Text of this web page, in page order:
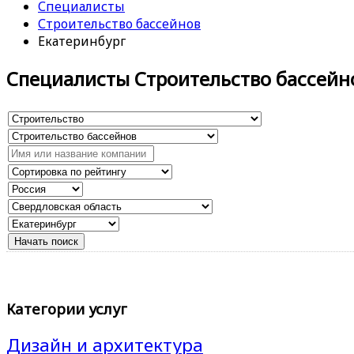
Специалисты
Строительство бассейнов
Екатеринбург
Специалисты Строительство
Категории услуг
Дизайн и архитектура